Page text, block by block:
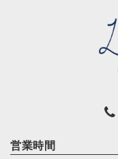
営業時間